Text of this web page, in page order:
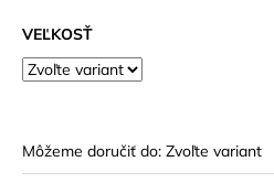
VEĽKOSŤ
Môžeme doručiť do: Zvoľte variant